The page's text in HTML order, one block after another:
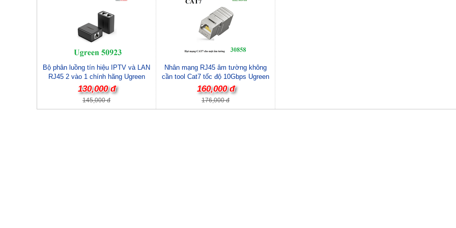
Bộ phân luồng tín hiệu IPTV và LAN
RJ45 2 vào 1 chính hãng Ugreen
50923 cao cấp
130,000 đ
145,000 đ
Nhân mạng RJ45 âm tường không
cần tool Cat7 tốc độ 10Gbps Ugreen
30858 cao cấp
160,000 đ
176,000 đ